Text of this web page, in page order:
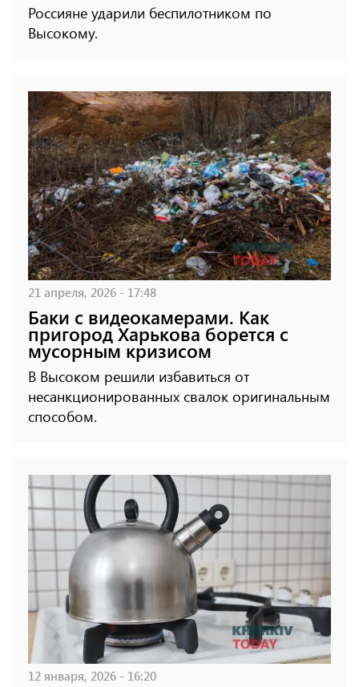
Россияне ударили беспилотником по
Высокому.
21 апреля, 2026 - 17:48
Баки с видеокамерами. Как
пригород Харькова борется с
мусорным кризисом
В Высоком решили избавиться от
несанкционированных свалок оригинальным
способом.
12 января, 2026 - 16:20